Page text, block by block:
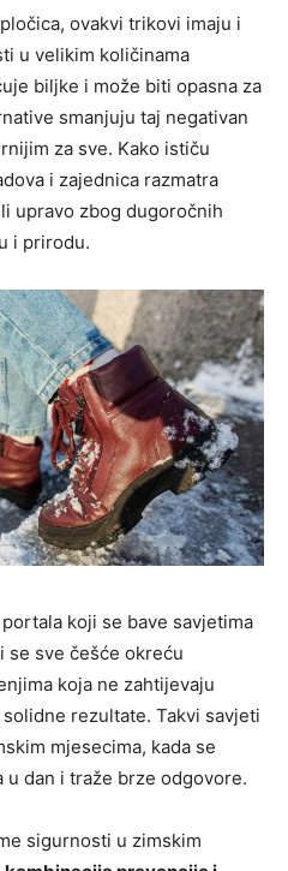
ovakvi trikovi imaju i
u velikim količinama
biljke i može biti opasna za
smanjuju taj negativan
za sve. Kako ističu
i zajednica razmatra
upravo zbog dugoročnih
i prirodu.
koji se bave savjetima
se sve češće okreću
koja ne zahtijevaju
rezultate. Takvi savjeti
mjesecima, kada se
u dan i traže brze odgovore.
sigurnosti u zimskim